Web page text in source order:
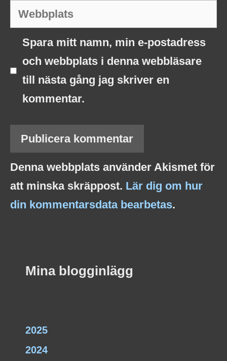
Webbplats
Spara mitt namn, min e-postadress
och webbplats i denna webbläsare
till nästa gång jag skriver en
kommentar.
Denna webbplats använder Akismet för
att minska skräppost. Lär dig om hur
din kommentarsdata bearbetas.
Mina blogginlägg
2025
2024